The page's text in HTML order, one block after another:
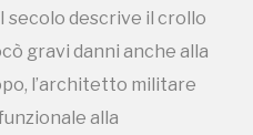
secolo descrive il crollo
gravi danni anche alla
l’architetto militare
alla
sistematica. In essi
i Saraceni, oppure
o a eventi
come me. Oggi la